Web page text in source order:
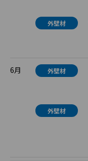
外壁材
6月 外壁材
外壁材